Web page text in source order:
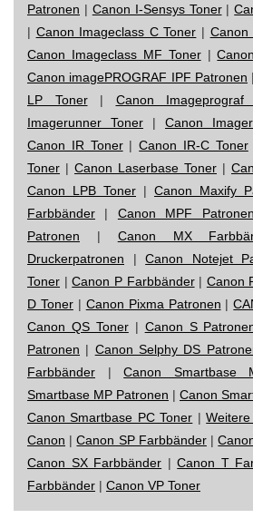
Patronen | Canon I-Sensys Toner|
| Canon Imageclass C Toner | Canon
Canon Imageclass MF Toner|
Canon imagePROGRAF IPF Patronen |
LP Toner| Canon
Imagerunner Toner | Canon
Canon IR Toner|Canon IR-C Toner
Toner | Canon Laserbase Toner |
Canon LPB Toner | Canon Maxify
Farbbänder | Canon MPF Patronen
Patronen | Canon MX
Druckerpatronen |Canon Notejet
Toner |Canon P Farbbänder| Canon
D Toner| Canon Pixma Patronen |
Canon QS Toner| Canon S
Patronen | Canon Selphy DS
Farbbänder |Canon Smartbase
Smartbase MP Patronen | Canon
Canon Smartbase PC Toner |
Canon |Canon SP Farbbänder|
Canon SX Farbbänder |Canon T
Farbbänder | Canon VP Toner